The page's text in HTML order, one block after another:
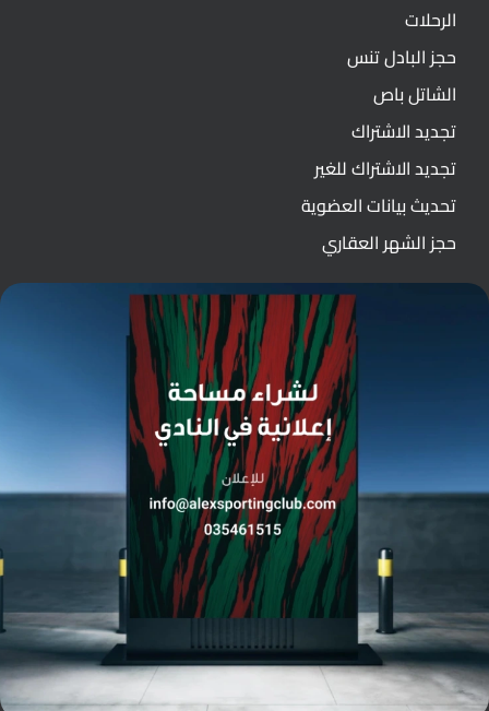
الرحلات
حجز البادل تنس
الشاتل باص
تجديد الاشتراك
تجديد الاشتراك للغير
تحديث بيانات العضوية
حجز الشهر العقاري